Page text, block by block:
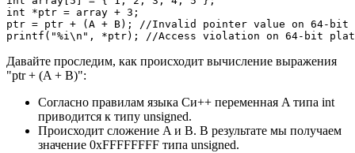
int *ptr = array + 3;
ptr = ptr + (A + B); //Invalid pointer value on 64-bit
printf("%i\n", *ptr); //Access violation on 64-bit
Давайте проследим, как происходит вычисление выражения
"ptr + (A + B)":
Согласно правилам языка Си++ переменная A типа int
приводится к типу unsigned.
Происходит сложение A и B. В результате мы получаем
значение 0xFFFFFFFF типа unsigned.